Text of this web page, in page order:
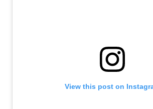
View this post on